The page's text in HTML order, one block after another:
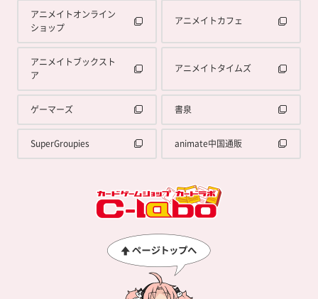
アニメイトオンライン
ショップ
アニメイトカフェ
アニメイトブックスト
ア
アニメイトタイムズ
ゲーマーズ 書泉
SuperGroupies animate中国通販